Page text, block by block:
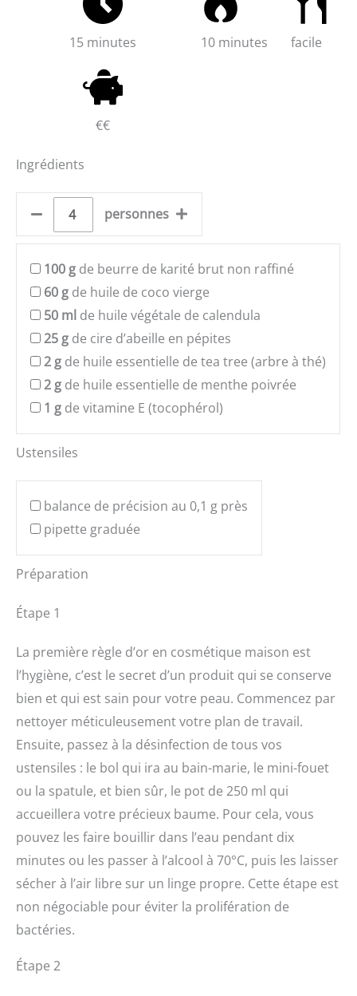
15 minutes 10 minutes facile
€€
Ingrédients
personnes
100 g de beurre de karité brut non raffiné
60 g de huile de coco vierge
50 ml de huile végétale de calendula
25 g de cire d’abeille en pépites
2 g de huile essentielle de tea tree (arbre à thé)
2 g de huile essentielle de menthe poivrée
1 g de vitamine E (tocophérol)
Ustensiles
balance de précision au 0,1 g près
pipette graduée
Préparation
Étape 1
La première règle d’or en cosmétique maison est
l’hygiène, c’est le secret d’un produit qui se conserve
bien et qui est sain pour votre peau. Commencez par
nettoyer méticuleusement votre plan de travail.
Ensuite, passez à la désinfection de tous vos
ustensiles : le bol qui ira au bain-marie, le mini-fouet
ou la spatule, et bien sûr, le pot de 250 ml qui
accueillera votre précieux baume. Pour cela, vous
pouvez les faire bouillir dans l’eau pendant dix
minutes ou les passer à l’alcool à 70°C, puis les laisser
sécher à l’air libre sur un linge propre. Cette étape est
non négociable pour éviter la prolifération de
bactéries.
Étape 2